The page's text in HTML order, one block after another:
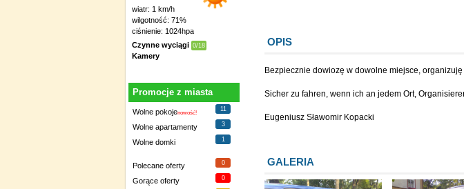
wiatr: 1 km/h
wilgotność: 71%
ciśnienie: 1024hpa
Czynne wyciągi 0/18
Kamery
Promocje z miasta
Wolne pokojenowość!
11
Wolne apartamenty 3
Wolne domki 1
Polecane oferty 0
Gorące oferty 0
OPIS
Bezpiecznie dowiozę w dowolne miejsce,
Sicher zu fahren, wenn ich an jedem Ort,
Eugeniusz Sławomir Kopacki
GALERIA